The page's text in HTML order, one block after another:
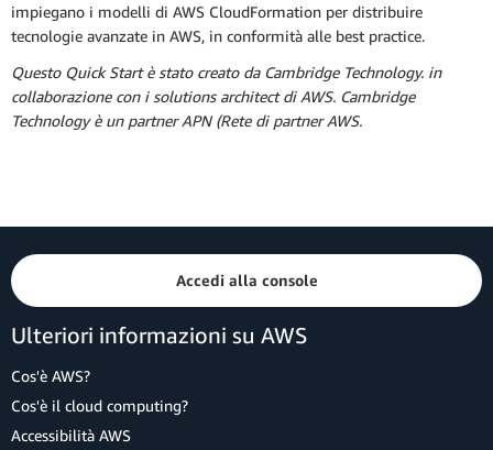
impiegano i modelli di AWS CloudFormation per distribuire
tecnologie avanzate in AWS, in conformità alle best practice.
Questo Quick Start è stato creato da Cambridge Technology. in
collaborazione con i solutions architect di AWS. Cambridge
Technology è un partner APN (Rete di partner AWS.
Accedi alla console
Ulteriori informazioni su AWS
Cos'è AWS?
Cos'è il cloud computing?
Accessibilità AWS